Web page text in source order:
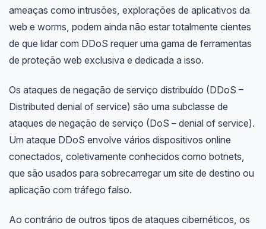
ameaças como intrusões, explorações de aplicativos da
web e worms, podem ainda não estar totalmente cientes
de que lidar com DDoS requer uma gama de ferramentas
de proteção web exclusiva e dedicada a isso.
Os ataques de negação de serviço distribuído (DDoS –
Distributed denial of service) são uma subclasse de
ataques de negação de serviço (DoS – denial of service).
Um ataque DDoS envolve vários dispositivos online
conectados, coletivamente conhecidos como botnets,
que são usados para sobrecarregar um site de destino ou
aplicação com tráfego falso.
Ao contrário de outros tipos de ataques cibernéticos, os